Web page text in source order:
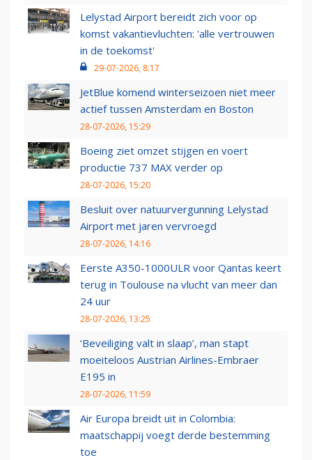
Lelystad Airport bereidt zich voor op
komst vakantievluchten: 'alle vertrouwen
in de toekomst'
29-07-2026, 8:17
JetBlue komend winterseizoen niet meer
actief tussen Amsterdam en Boston
28-07-2026, 15:29
Boeing ziet omzet stijgen en voert
productie 737 MAX verder op
28-07-2026, 15:20
Besluit over natuurvergunning Lelystad
Airport met jaren vervroegd
28-07-2026, 14:16
Eerste A350-1000ULR voor Qantas keert
terug in Toulouse na vlucht van meer dan
24 uur
28-07-2026, 13:25
‘Beveiliging valt in slaap’, man stapt
moeiteloos Austrian Airlines-Embraer
E195 in
28-07-2026, 11:59
Air Europa breidt uit in Colombia:
maatschappij voegt derde bestemming
toe